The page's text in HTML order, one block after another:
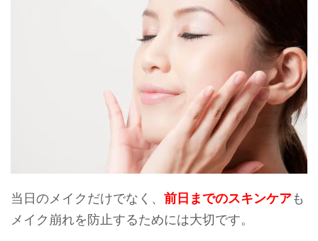
当日のメイクだけでなく、 前日までのスキンケアも
メイク崩れを防止するためには大切です。